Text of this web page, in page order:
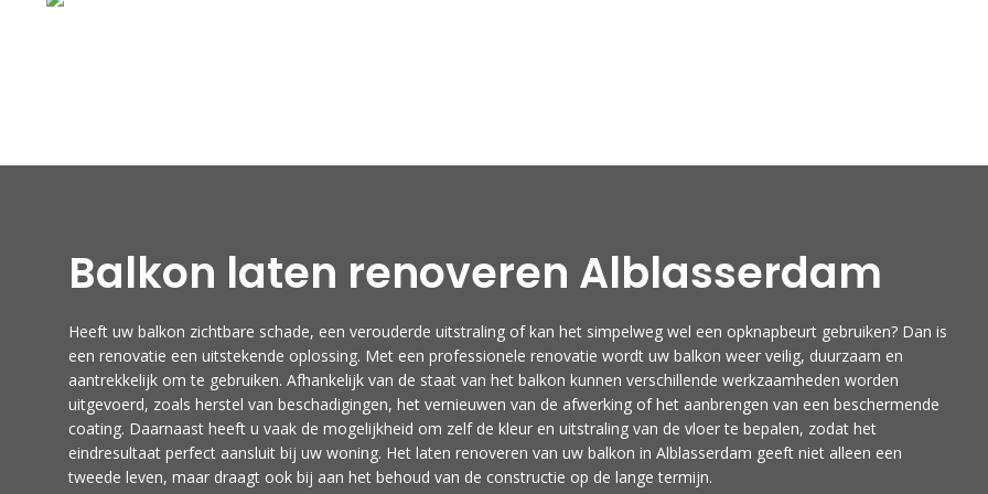
Balkon laten renoveren Alblasserdam
Heeft uw balkon zichtbare schade, een verouderde uitstraling of kan het simpelweg wel een opknapbeurt gebruiken? Dan is
een renovatie een uitstekende oplossing. Met een professionele renovatie wordt uw balkon weer veilig, duurzaam en
aantrekkelijk om te gebruiken. Afhankelijk van de staat van het balkon kunnen verschillende werkzaamheden worden
uitgevoerd, zoals herstel van beschadigingen, het vernieuwen van de afwerking of het aanbrengen van een beschermende
coating. Daarnaast heeft u vaak de mogelijkheid om zelf de kleur en uitstraling van de vloer te bepalen, zodat het
eindresultaat perfect aansluit bij uw woning. Het laten renoveren van uw balkon in Alblasserdam geeft niet alleen een
tweede leven, maar draagt ook bij aan het behoud van de constructie op de lange termijn.